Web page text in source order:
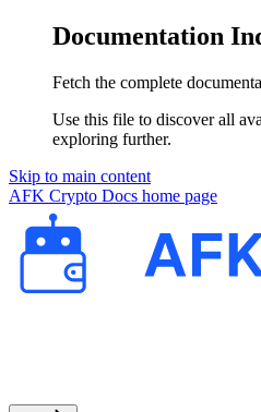
Documentation
Fetch the complete
Use this file to discover all
exploring further.
Skip to main content
AFK Crypto Docs home page